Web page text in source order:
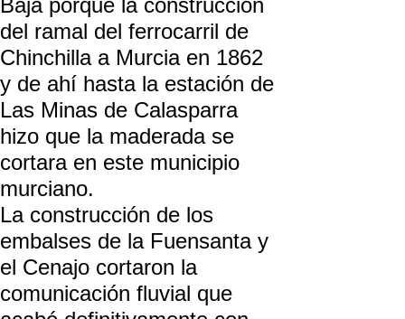
del ramal del ferrocarril de
Chinchilla a Murcia en 1862
y de ahí hasta la estación de
Las Minas de Calasparra
hizo que la maderada se
cortara en este municipio
murciano.
La construcción de los
embalses de la Fuensanta y
el Cenajo cortaron la
comunicación fluvial que